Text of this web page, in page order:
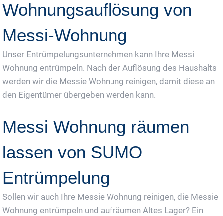
Wohnungsauflösung von
Messi-Wohnung
Unser Entrümpelungsunternehmen kann Ihre Messi
Wohnung entrümpeln. Nach der Auflösung des Haushalts
werden wir die Messie Wohnung reinigen, damit diese an
den Eigentümer übergeben werden kann.
Messi Wohnung räumen
lassen von SUMO
Entrümpelung
Sollen wir auch Ihre Messie Wohnung reinigen, die Messie
Wohnung entrümpeln und aufräumen Altes Lager? Ein